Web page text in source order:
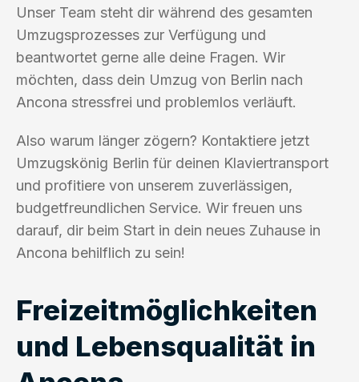
Unser Team steht dir während des gesamten
Umzugsprozesses zur Verfügung und
beantwortet gerne alle deine Fragen. Wir
möchten, dass dein Umzug von Berlin nach
Ancona stressfrei und problemlos verläuft.
Also warum länger zögern? Kontaktiere jetzt
Umzugskönig Berlin für deinen Klaviertransport
und profitiere von unserem zuverlässigen,
budgetfreundlichen Service. Wir freuen uns
darauf, dir beim Start in dein neues Zuhause in
Ancona behilflich zu sein!
Freizeitmöglichkeiten
und Lebensqualität in